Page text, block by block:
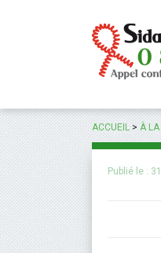
ACCUEIL>À LA
Publié le :